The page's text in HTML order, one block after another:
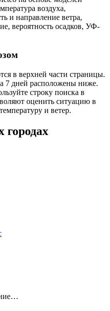
воздуха,
и направление ветра,
вероятность осадков, УФ-
в верхней части страницы.
7 дней расположены ниже.
строку поиска в
оценить ситуацию в
и ветер.
городах